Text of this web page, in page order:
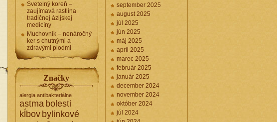
Svetelný koreň –
zaujímavá rastlina
tradičnej ázijskej
medicíny
Muchovník – nenáročný
ker s chutnými a
zdravými plodmi
Značky
alergia antibakteriálne
astma bolesti
kĺbov bylinkové
september 2025
august 2025
júl 2025
jún 2025
máj 2025
apríl 2025
marec 2025
február 2025
január 2025
december 2024
november 2024
október 2024
júl 2024